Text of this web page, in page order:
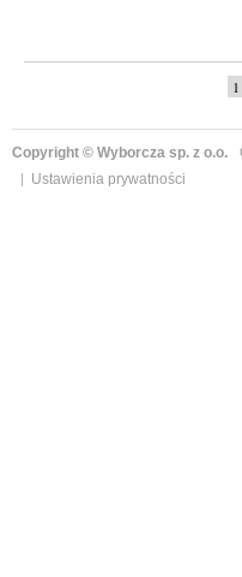
1
Copyright © Wyborcza sp. z o.o.
Ustawienia prywatności